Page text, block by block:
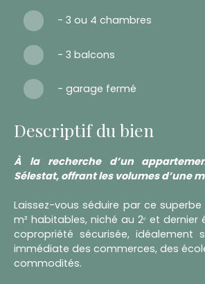
- 3 ou 4 chambres
- 3 balcons
- garage fermé
Descriptif du bien
À la recherche d’un
Sélestat, offrant les volumes d’une
Laissez-vous séduire par ce
m² habitables, niché au 2ᵉ et dernier
copropriété sécurisée, idéalement
immédiate des commerces, des
commodités.